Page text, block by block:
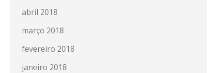
abril 2018
março 2018
fevereiro 2018
janeiro 2018